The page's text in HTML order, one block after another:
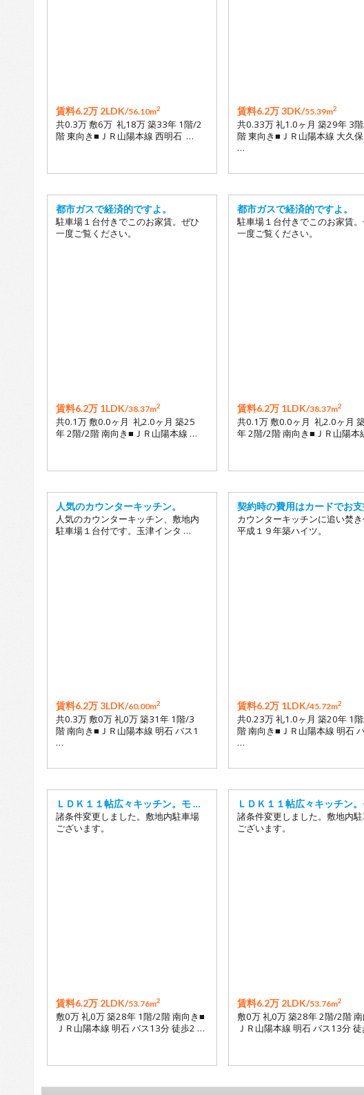
賃料6.2万 2LDK/56.10m2
共0.3万 敷6万 礼18万 築33年 1階/2
階 東向き■ＪＲ山陽本線 西明石 …
賃料6.2万 3DK/55.39m2
共0.33万 礼1.0ヶ月 築29年 3
階 東向き■ＪＲ山陽本線 大久
…
都市ガスで経済的ですよ。
駐車場１台付きでこのお家賃。ぜひ
一度ご覧ください。
賃料6.2万 1LDK/38.37m2
共0.1万 敷0.0ヶ月 礼2.0ヶ月 築25
年 2階/2階 南向き■ＪＲ山陽本線 …
都市ガスで経済的ですよ。
駐車場１台付きでこのお家賃
一度ご覧ください。
賃料6.2万 1LDK/38.37m2
共0.1万 敷0.0ヶ月 礼2.0ヶ月
年 2階/2階 南向き■ＪＲ山陽本
人気のカウンターキッチン。
人気のカウンターキッチン、敷地内
駐車場１台付です。玉津インタ …
賃料6.2万 3LDK/60.00m2
共0.3万 敷0万 礼0万 築31年 1階/3
階 南向き■ＪＲ山陽本線 明石 バス1
…
契約時の費用はカードでお
カウンターキッチンに追い焚
平成１９年築ハイツ。
賃料6.2万 1LDK/45.72m2
共0.23万 礼1.0ヶ月 築20年 1
階 南向き■ＪＲ山陽本線 明石
…
ＬＤＫ１１帖広々キッチン。モ …
諸条件変更しました。敷地内駐車場
ございます。
賃料6.2万 2LDK/53.76m2
敷0万 礼0万 築28年 1階/2階 南向き■
ＪＲ山陽本線 明石 バス13分 徒歩2 …
ＬＤＫ１１帖広々キッチン
諸条件変更しました。敷地内
ございます。
賃料6.2万 2LDK/53.76m2
敷0万 礼0万 築28年 2階/2階
ＪＲ山陽本線 明石 バス13分